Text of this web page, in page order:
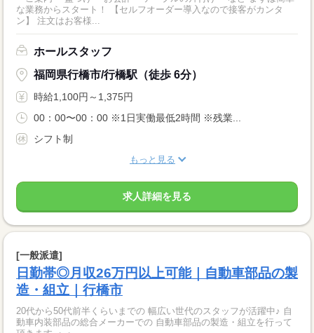
な業務からスタート！ 【セルフオーダー導入なので接客がカンタ
ン】 注文はお客様...
ホールスタッフ
福岡県行橋市/行橋駅（徒歩 6分）
時給1,100円～1,375円
00：00〜00：00 ※1日実働最低2時間 ※残業...
シフト制
もっと見る
求人詳細を見る
[一般派遣]
日勤帯◎月収26万円以上可能｜自動車部品の製
造・組立｜行橋市
20代から50代前半くらいまでの 幅広い世代のスタッフが活躍中♪ 自
動車内装部品の総合メーカーでの 自動車部品の製造・組立を行って